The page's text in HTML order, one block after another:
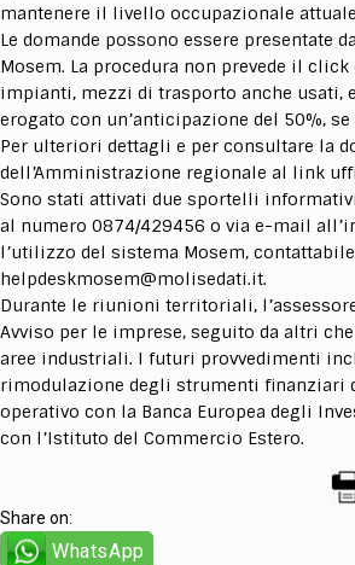
mantenere il livello occupazionale
Le domande possono essere presentate
Mosem. La procedura non prevede il
impianti, mezzi di trasporto anche usati,
erogato con un’anticipazione del 50%,
Per ulteriori dettagli e per consultare la
dell’Amministrazione regionale al link
Sono stati attivati due sportelli
al numero 0874/429456 o via e-mail
l’utilizzo del sistema Mosem,
helpdeskmosem@molisedati.it.
Durante le riunioni territoriali,
Avviso per le imprese, seguito da altri
aree industriali. I futuri provvedimenti
rimodulazione degli strumenti finanziari
operativo con la Banca Europea degli
con l’Istituto del Commercio Estero.
Share on:
WhatsApp